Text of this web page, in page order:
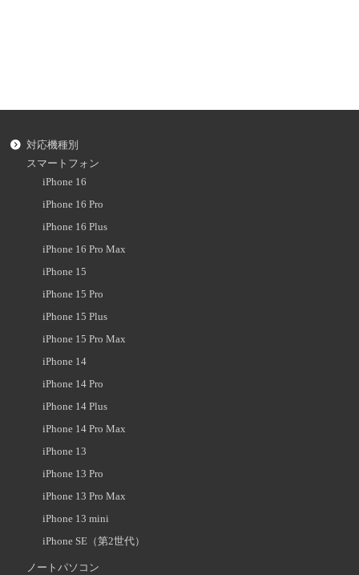
対応機種別
スマートフォン
iPhone 16
iPhone 16 Pro
iPhone 16 Plus
iPhone 16 Pro Max
iPhone 15
iPhone 15 Pro
iPhone 15 Plus
iPhone 15 Pro Max
iPhone 14
iPhone 14 Pro
iPhone 14 Plus
iPhone 14 Pro Max
iPhone 13
iPhone 13 Pro
iPhone 13 Pro Max
iPhone 13 mini
iPhone SE（第2世代）
ノートパソコン